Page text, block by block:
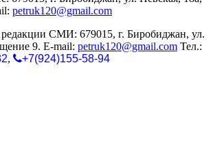
petruk120@gmail.com
СМИ: 679015, г. Биробиджан, ул.
9. E-mail: petruk120@gmail.com Тел.:
,
+7(924)155-58-94